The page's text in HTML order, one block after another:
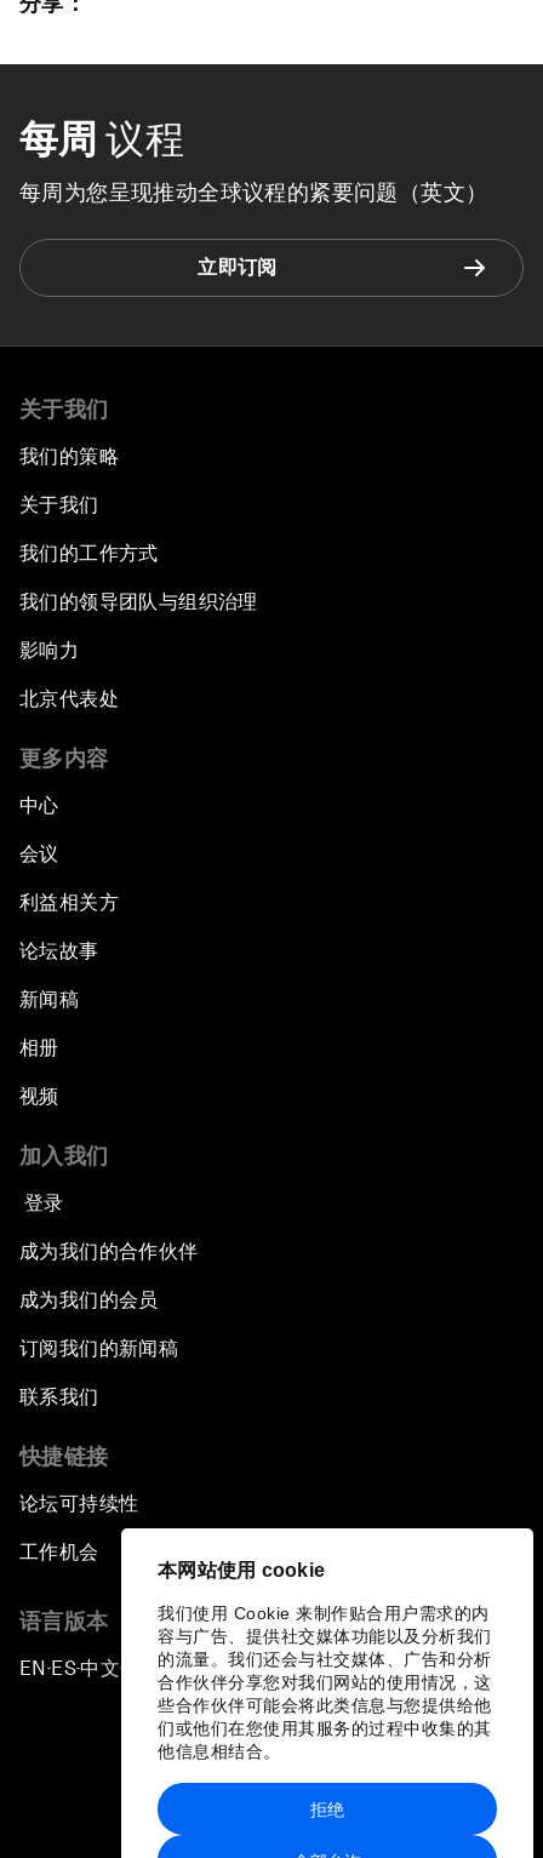
本网站使用 cookie
我们使用 Cookie 来制作贴合用户需求的内
容与广告、提供社交媒体功能以及分析我们
的流量。我们还会与社交媒体、广告和分析
合作伙伴分享您对我们网站的使用情况，这
些合作伙伴可能会将此类信息与您提供给他
们或他们在您使用其服务的过程中收集的其
他信息相结合。
拒绝
每周 议程
每周为您呈现推动全球议程的紧要问题（英文）
立即订阅
关于我们
我们的策略
关于我们
我们的工作方式
我们的领导团队与组织治理
影响力
北京代表处
更多内容
中心
会议
利益相关方
论坛故事
新闻稿
相册
视频
加入我们
登录
成为我们的合作伙伴
成为我们的会员
订阅我们的新闻稿
联系我们
快捷链接
论坛可持续性
工作机会
语言版本
EN ▪ES▪中文▪ 日本語